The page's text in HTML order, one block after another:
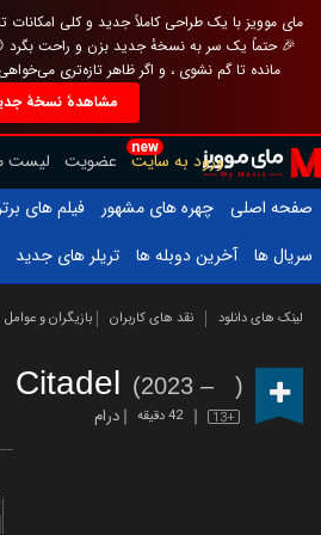
مای موویز با یک طراحی کاملاً جدید و کلی امکانات
🎉 حتماً یک سر به نسخهٔ جدید بزن و راحت
مانده تا گم نشوی ، و اگر ظاهر تازه‌تری
مشاهدهٔ نسخهٔ
new
ورود به سایت عضویت لیست
صفحه اصلی
چهره های مشهور
فیلم های
سریال ها
آخرین دوبله ها تریلر های جدید
لینک های دانلود نقد های کاربران بازیگران و عوامل
Citadel (2023 – )
13+ 42 دقیقه درام